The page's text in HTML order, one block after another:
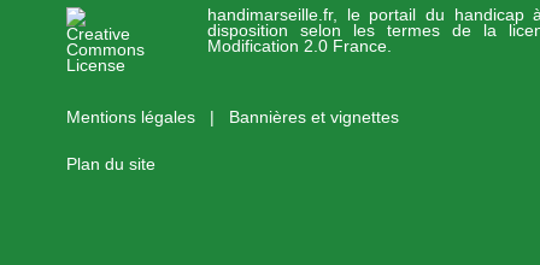
handimarseille.fr, le portail du handicap
disposition selon les termes de la
Modification 2.0 France.
Mentions légales Bannières et vignettes
Plan du site